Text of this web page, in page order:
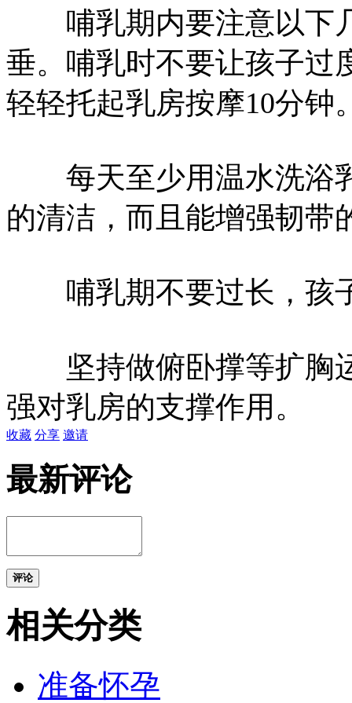
哺乳期内要注意以下
垂。哺乳时不要让孩子过
轻轻托起乳房按摩10分钟
每天至少用温水洗浴
的清洁，而且能增强韧带
哺乳期不要过长，孩
坚持做俯卧撑等扩胸
强对乳房的支撑作用。
收藏 分享 邀请
最新评论
评论
相关分类
准备怀孕